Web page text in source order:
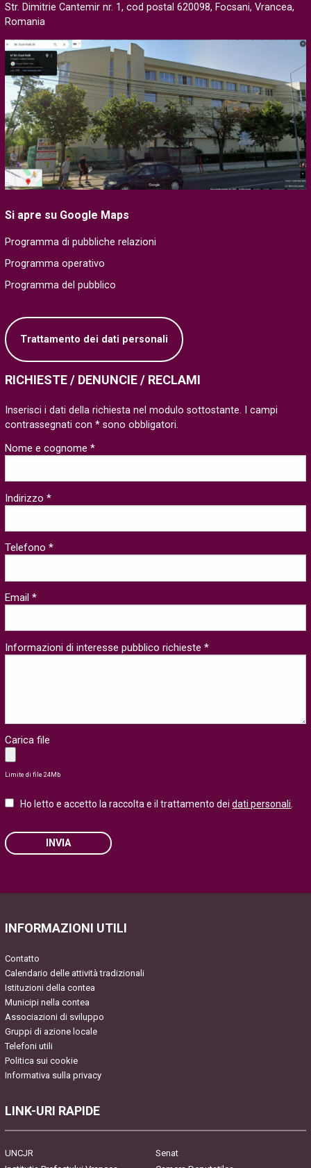
Str. Dimitrie Cantemir nr. 1, cod postal 620098, Focsani, Vrancea,
Romania
Si apre su Google Maps
Programma di pubbliche relazioni
Programma operativo
Programma del pubblico
Trattamento dei dati personali
RICHIESTE / DENUNCIE / RECLAMI
Inserisci i dati della richiesta nel modulo sottostante. I campi
contrassegnati con * sono obbligatori.
Nome e cognome *
Indirizzo *
Telefono *
Email *
Informazioni di interesse pubblico richieste *
Carica file
Limite di file 24Mb
Ho letto e accetto la raccolta e il trattamento deidati personali.
INVIA
INFORMAZIONI UTILI
Contatto
Calendario delle attività tradizionali
Istituzioni della contea
Municipi nella contea
Associazioni di sviluppo
Gruppi di azione locale
Telefoni utili
Politica sui cookie
Informativa sulla privacy
LINK-URI RAPIDE
UNCJR
Senat